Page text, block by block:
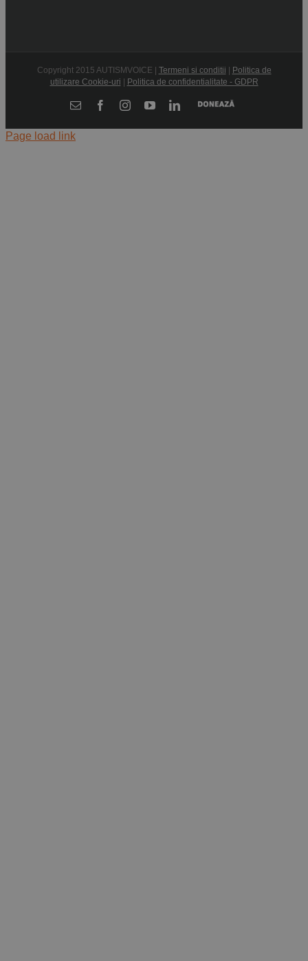
Copyright 2015 AUTISMVOICE | Termeni si conditii
Politica de
utilizare Cookie-uri
Politica de confidentialitate - GDPR
E-
FacebookInstagramYouTubeLinkedIn
Donează
Page load link